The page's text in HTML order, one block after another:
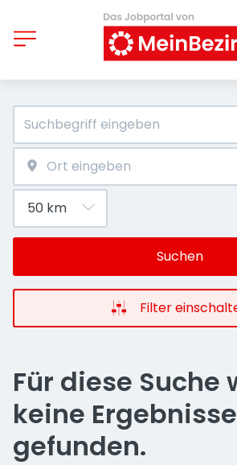
Suchen
Filter
Für diese Suche
keine Ergebnisse
gefunden.